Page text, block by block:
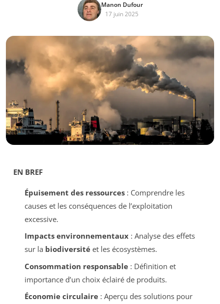
Manon Dufour
17 juin 2025
EN BREF
Épuisement des ressources: Comprendre les
causes et les conséquences de l’exploitation
excessive.
Impacts environnementaux: Analyse des effets
sur la biodiversitéet les écosystèmes.
Consommation responsable: Définition et
importance d’un choix éclairé de produits.
Économie circulaire: Aperçu des solutions pour